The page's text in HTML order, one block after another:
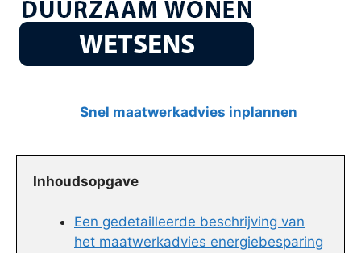
Snel maatwerkadvies inplannen
Inhoudsopgave
Een gedetailleerde beschrijving van
het maatwerkadvies energiebesparing